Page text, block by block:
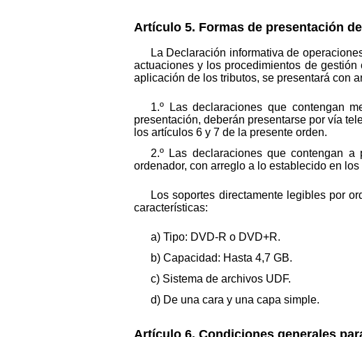
Artículo 5. Formas de presentación
La Declaración informativa de
actuaciones y los procedimientos de
aplicación de los tributos, se presentará con
1.º Las declaraciones que contengan
presentación, deberán presentarse por vía
los artículos 6 y 7 de la presente orden.
2.º Las declaraciones que contengan
ordenador, con arreglo a lo establecido en
Los soportes directamente legibles por
características:
a) Tipo: DVD-R o DVD+R.
b) Capacidad: Hasta 4,7 GB.
c) Sistema de archivos UDF.
d) De una cara y una capa simple.
Artículo 6. Condiciones generales